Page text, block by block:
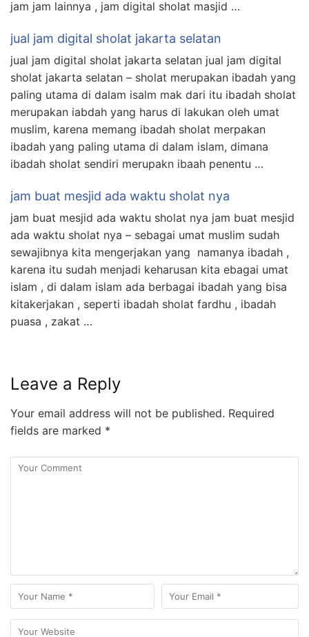
jam jam lainnya , jam digital sholat masjid …
jual jam digital sholat jakarta selatan
jual jam digital sholat jakarta selatan jual jam digital
sholat jakarta selatan – sholat merupakan ibadah yang
paling utama di dalam isalm mak dari itu ibadah sholat
merupakan iabdah yang harus di lakukan oleh umat
muslim, karena memang ibadah sholat merpakan
ibadah yang paling utama di dalam islam, dimana
ibadah sholat sendiri merupakn ibaah penentu …
jam buat mesjid ada waktu sholat nya
jam buat mesjid ada waktu sholat nya jam buat mesjid
ada waktu sholat nya – sebagai umat muslim sudah
sewajibnya kita mengerjakan yang namanya ibadah ,
karena itu sudah menjadi keharusan kita ebagai umat
islam , di dalam islam ada berbagai ibadah yang bisa
kitakerjakan , seperti ibadah sholat fardhu , ibadah
puasa , zakat …
Leave a Reply
Your email address will not be published. Required
fields are marked *